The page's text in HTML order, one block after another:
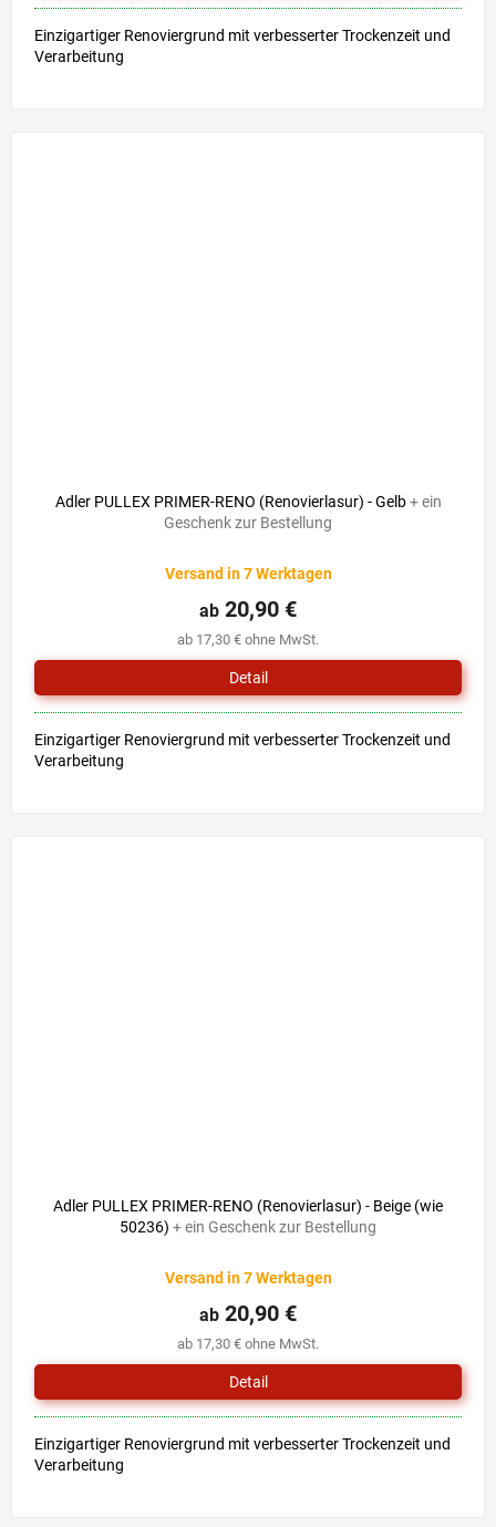
Einzigartiger Renoviergrund mit verbesserter Trockenzeit und
Verarbeitung
Adler PULLEX PRIMER-RENO (Renovierlasur) - Gelb+ ein
Geschenk zur Bestellung
Versand in 7 Werktagen
ab 17,30 € ohne MwSt.
ab 20,90 €
Detail
Einzigartiger Renoviergrund mit verbesserter Trockenzeit und
Verarbeitung
Adler PULLEX PRIMER-RENO (Renovierlasur) - Beige (wie
50236) + ein Geschenk zur Bestellung
Versand in 7 Werktagen
ab 17,30 € ohne MwSt.
ab 20,90 €
Detail
Einzigartiger Renoviergrund mit verbesserter Trockenzeit und
Verarbeitung